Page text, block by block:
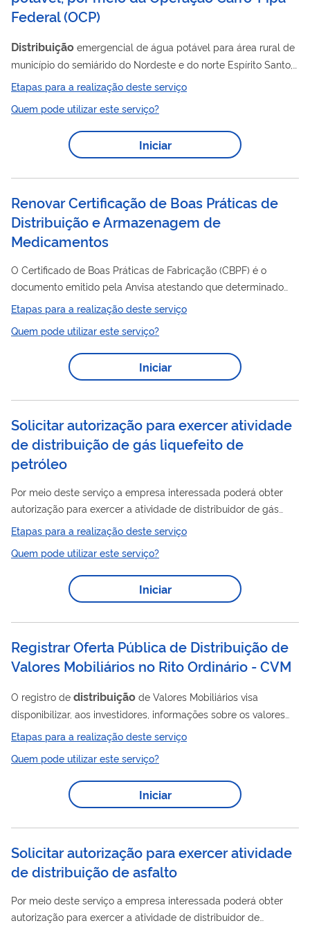
Federal(OCP)
Distribuição emergencial de água potável para área rural de
município do semiárido do Nordeste e do norte Espírito Santo,
devido à seca ou estiagem, pela Operação Carro-Pipa Federal.
Etapas para a realização deste serviço
Quem pode utilizar este serviço?
Iniciar
Renovar Certificação de Boas Práticas de
Distribuição e Armazenagem de
Medicamentos
O Certificado de Boas Práticas de Fabricação (CBPF) é o
documento emitido pela Anvisa atestando que determinado
estabelecimento cumpre com as Boas Práticas de Fabricação.
Armazenagem (CBPDA) é o documento emitido pela Anvisa
atestando que determinado estabelecimento cumpre com as
Boas Práticas de
Distribuiçãoe Armazenagem ou Boas
Etapas para a realização deste serviço
Quem pode utilizar este serviço?
Iniciar
Solicitar autorização para exercer atividade
de distribuição de gás liquefeito de
petróleo
Por meio deste serviço a empresa interessada poderá obter
autorização para exercer a atividade de distribuidor de gás
liquefeito de petróleo (GLP). Para utilizar esse serviço você
deve ter um cadastro como usuário externo do SEI-ANP. Para
mais informações acesse o serviço " Solicitar cadastro como
usuário externo no SEI-ANP ".
Etapas para a realização deste serviço
Quem pode utilizar este serviço?
Iniciar
Registrar Oferta Pública de Distribuição de
Valores Mobiliários no Rito Ordinário - CVM
O registro de distribuição de Valores Mobiliários visa
disponibilizar, aos investidores, informações sobre os valores
mobiliários a serem ofertados, suas características, volume,
preço, forma e locais de colocação, bem como apresentar o
seu emissor, contribuindo para a tomada de decisão
termos do art. 3º do Decreto nº 10.178/2019, as atividades
níveis: nível I (risco...
Etapas para a realização deste serviço
Quem pode utilizar este serviço?
Iniciar
Solicitar autorização para exercer atividade
de distribuição de asfalto
Por meio deste serviço a empresa interessada poderá obter
autorização para exercer a atividade de distribuidor de